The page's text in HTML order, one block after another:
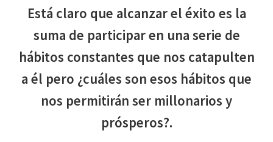
Está claro que alcanzar el éxito es la
suma de participar en una serie de
hábitos constantes que nos catapulten
a él pero ¿cuáles son esos hábitos que
nos permitirán ser millonarios y
prósperos?.